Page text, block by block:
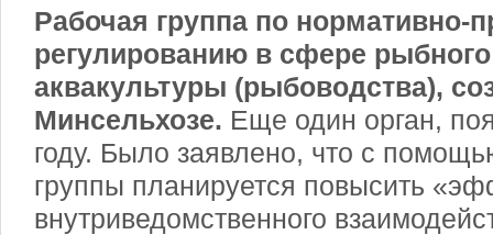
Рабочая группа по нормативно-
регулированию в сфере рыбного
аквакультуры (рыбоводства),
Минсельхозе. Еще один орган,
году. Было заявлено, что с
группы планируется повысить
внутриведомственного